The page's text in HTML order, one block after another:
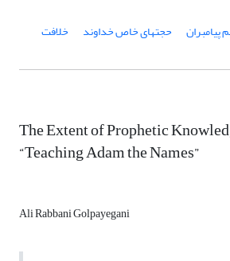
پیامبران حجت‏های خاص خداوند خلافت
The Extent of Prophetic
“Teaching Adam the Names”
Ali Rabbani Golpayegani